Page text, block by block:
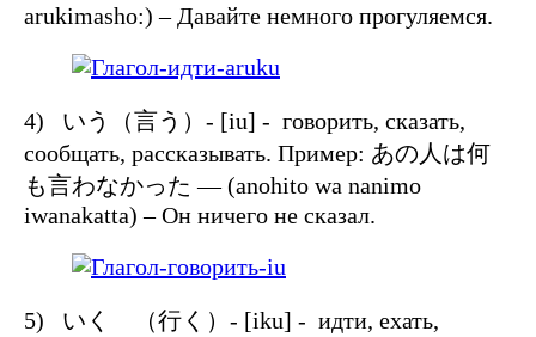
arukimasho:) – Давайте немного прогуляемся.
4) いう（言う）- [iu] - говорить, сказать,
сообщать, рассказывать. Пример: あの人は何
も言わなかった — (anohito wa nanimo
iwanakatta) – Он ничего не сказал.
5) いく （行く）- [iku] - идти, ехать,